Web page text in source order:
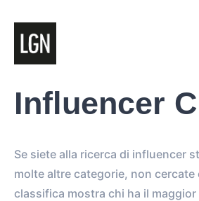
Influencer
Se siete alla ricerca di influencer
molte altre categorie, non cercate
classifica mostra chi ha il